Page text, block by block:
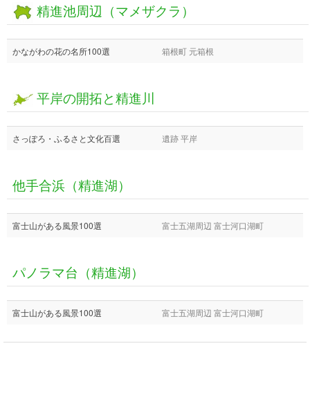
精進池周辺（マメザクラ）
かながわの花の名所100選 箱根町 元箱根
平岸の開拓と精進川
さっぽろ・ふるさと文化百選 遺跡 平岸
他手合浜（精進湖）
富士山がある風景100選 富士五湖周辺 富士河口湖町
パノラマ台（精進湖）
富士山がある風景100選 富士五湖周辺 富士河口湖町